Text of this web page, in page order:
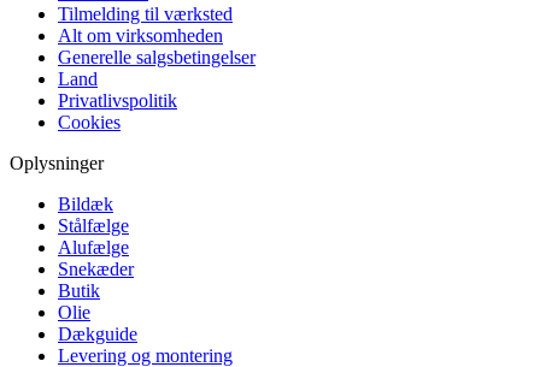
Tilmelding til værksted
Alt om virksomheden
Generelle salgsbetingelser
Land
Privatlivspolitik
Cookies
Oplysninger
Bildæk
Stålfælge
Alufælge
Snekæder
Butik
Olie
Dækguide
Levering og montering